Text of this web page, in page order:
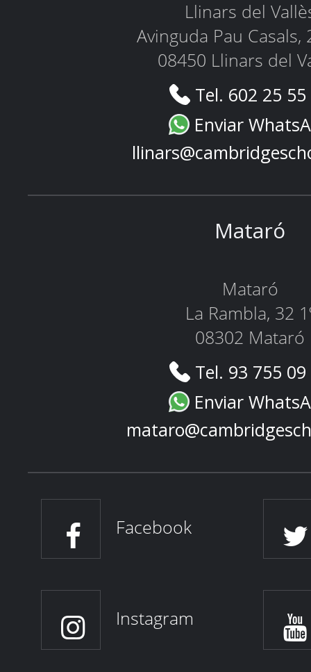
Llinars del
Avinguda Pau Casals,
08450 Llinars del
Tel. 602 25
Enviar
Mataró
Mataró
La Rambla, 32
08302 Mataró
Tel. 93 755
Enviar
Facebook
Instagram